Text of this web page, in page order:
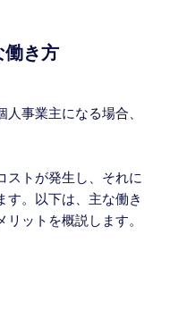
働き方
事業主になる場合、
ストが発生し、それに
す。以下は、主な働き
ットを概説します。